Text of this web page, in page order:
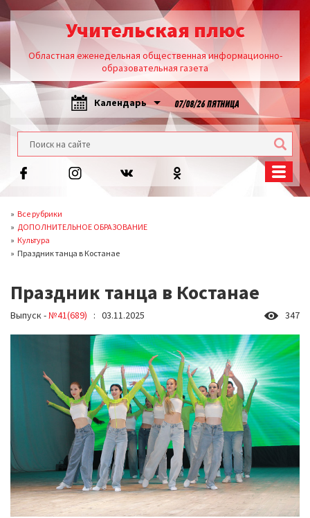
Учительская плюс
Областная еженедельная общественная информационно-
образовательная газета
Календарь 07/08/26 ПЯТНИЦА
Все рубрики
ДОПОЛНИТЕЛЬНОЕ ОБРАЗОВАНИЕ
Культура
Праздник танца в Костанае
Праздник танца в Костанае
Выпуск -№41(689) : 03.11.2025 347